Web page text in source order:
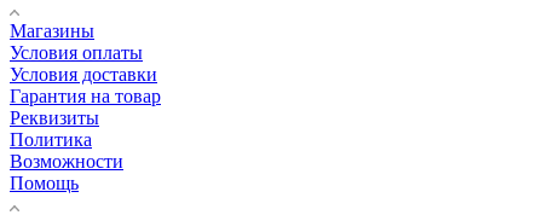
Магазины
Условия оплаты
Условия доставки
Гарантия на товар
Реквизиты
Политика
Возможности
Помощь